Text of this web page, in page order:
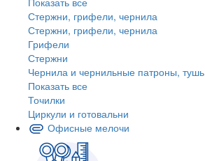
Стержни, грифели, чернила
Стержни, грифели, чернила
Грифели
Стержни
Чернила и чернильные патроны, тушь
Показать все
Точилки
Циркули и готовальни
Офисные мелочи